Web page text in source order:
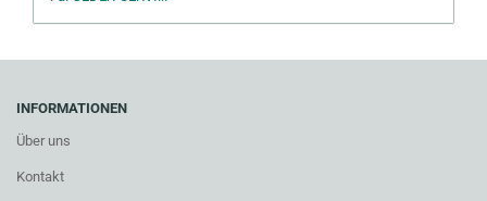
INFORMATIONEN
Über uns
Kontakt